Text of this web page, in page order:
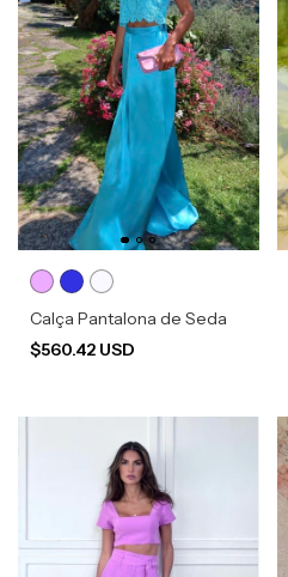
Calça Pantalona de Seda
$560.42 USD